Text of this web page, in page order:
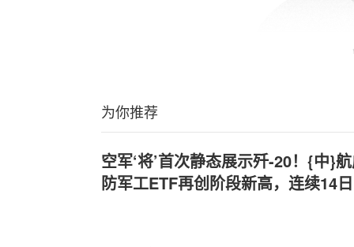
为你推荐
空军‘将’首次静态展示歼-20！{中}
防军工ETF再创阶段新高，连续14